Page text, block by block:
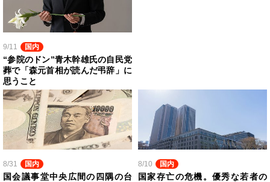
9/11 国内
“参院のドン”青木幹雄氏の自民党
葬で「森元首相が読んだ弔辞」に
思うこと
8/31 国内
国会議事堂中央広間の四隅の台
8/10 国内
国家存亡の危機。優秀な若者の